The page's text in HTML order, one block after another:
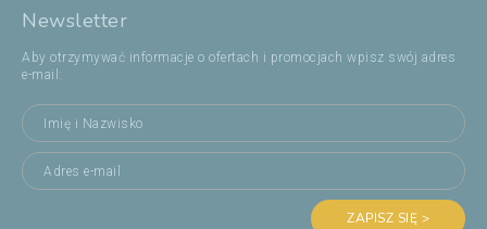
Newsletter
Aby otrzymywać informacje o ofertach i promocjach wpisz swój adres
e-mail:
ZAPISZ SIĘ >